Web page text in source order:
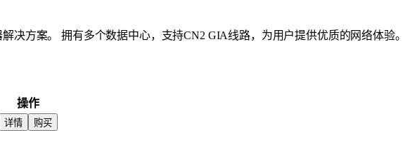
决方案。 拥有多个数据中心，支持CN2 GIA线路，为用户提供优质的网络体验。
操作
详情 购买